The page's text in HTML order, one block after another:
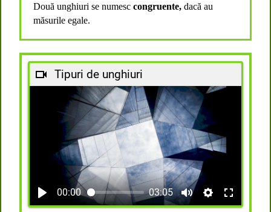
Două unghiuri se numesc congruente, dacă au
măsurile egale.
Tipuri de unghiuri
00:00 03:05